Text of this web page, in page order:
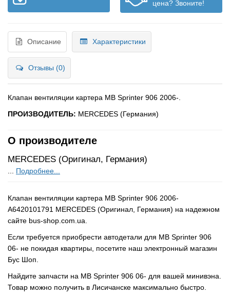
цена? Звоните!
Описание Характеристики
Отзывы (0)
Клапан вентиляции картера MB Sprinter 906 2006-.
ПРОИЗВОДИТЕЛЬ: MERCEDES (Германия)
О производителе
MERCEDES (Оригинал, Германия)
Подробнее...
Клапан вентиляции картера MB Sprinter 906 2006-
A6420101791 MERCEDES (Оригинал, Германия) на надежном
сайте bus-shop.com.ua.
Если требуется приобрести автодетали для MB Sprinter 906
06- не покидая квартиры, посетите наш электронный магазин
Бус Шоп.
Найдите запчасти на MB Sprinter 906 06- для вашей минивэна.
Товар можно получить в Лисичанске максимально быстро.